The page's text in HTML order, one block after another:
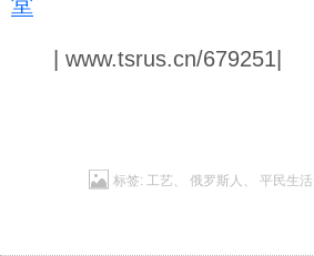
| www.tsrus.cn/679251|
标签: 工艺 、 俄罗斯人 、 平民生活